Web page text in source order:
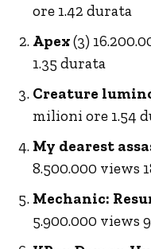
ore 1.42 durata
Apex(3)
1.35 durata
Creature
milioni ore 1.54
My dearest
8.500.000 views
Mechanic:
5.900.000 views